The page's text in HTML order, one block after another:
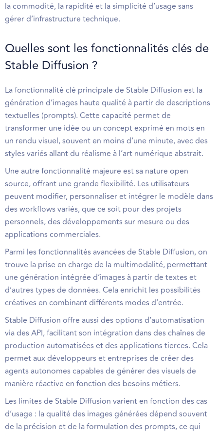
la commodité, la rapidité et la simplicité d’usage sans
gérer d’infrastructure technique.
Quelles sont les fonctionnalités clés de
Stable Diffusion ?
La fonctionnalité clé principale de Stable Diffusion est la
génération d’images haute qualité à partir de descriptions
textuelles (prompts). Cette capacité permet de
transformer une idée ou un concept exprimé en mots en
un rendu visuel, souvent en moins d’une minute, avec des
styles variés allant du réalisme à l’art numérique abstrait.
Une autre fonctionnalité majeure est sa nature open
source, offrant une grande flexibilité. Les utilisateurs
peuvent modifier, personnaliser et intégrer le modèle dans
des workflows variés, que ce soit pour des projets
personnels, des développements sur mesure ou des
applications commerciales.
Parmi les fonctionnalités avancées de Stable Diffusion, on
trouve la prise en charge de la multimodalité, permettant
une génération intégrée d’images à partir de textes et
d’autres types de données. Cela enrichit les possibilités
créatives en combinant différents modes d’entrée.
Stable Diffusion offre aussi des options d’automatisation
via des API, facilitant son intégration dans des chaînes de
production automatisées et des applications tierces. Cela
permet aux développeurs et entreprises de créer des
agents autonomes capables de générer des visuels de
manière réactive en fonction des besoins métiers.
Les limites de Stable Diffusion varient en fonction des cas
d’usage : la qualité des images générées dépend souvent
de la précision et de la formulation des prompts, ce qui